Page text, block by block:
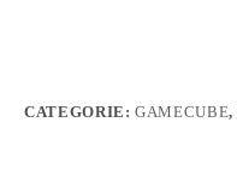
CATEGORIE:GAMECUBE,